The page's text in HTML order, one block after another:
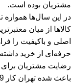
مشتریان بوده است.
در این سال‌ها همواره
کالاها از میان
اصلی و باکیفیت را
حرفه‌ای از خرید
رضایت مشتریان